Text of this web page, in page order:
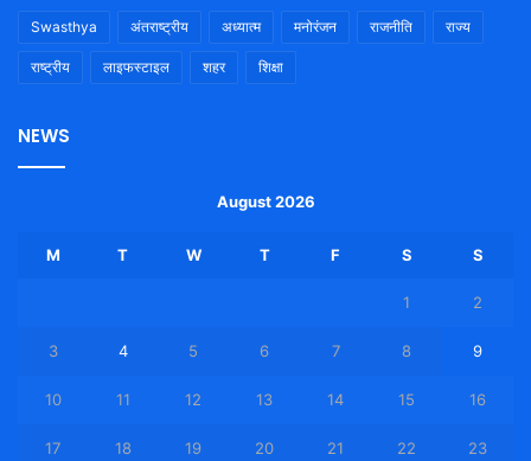
Swasthya अंतराष्ट्रीय अध्यात्म मनोरंजन राजनीति राज्य
राष्ट्रीय लाइफस्टाइल शहर शिक्षा
NEWS
August 2026
M T W T F S S
1 2
3 4 5 6 7 8 9
10 11 12 13 14 15 16
17 18 19 20 21 22 23